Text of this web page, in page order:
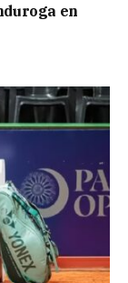
en